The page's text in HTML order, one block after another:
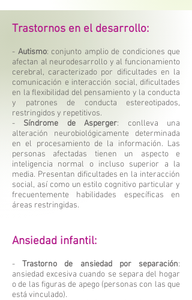
Trastornos en el desarrollo:
- Autismo: conjunto amplio de condiciones que
afectan al neurodesarrollo y al funcionamiento
cerebral, caracterizado por dificultades en la
comunicación e interacción social, dificultades
en la flexibilidad del pensamiento y la conducta
y patrones de conducta estereotipados,
restringidos y repetitivos.
- Síndrome de Asperger: conlleva una
alteración neurobiológicamente determinada
en el procesamiento de la información. Las
personas afectadas tienen un aspecto e
inteligencia normal o incluso superior a la
media. Presentan dificultades en la interacción
social, así como un estilo cognitivo particular y
frecuentemente habilidades específicas en
áreas restringidas.
Ansiedad infantil:
-Trastorno de ansiedad por separación:
ansiedad excesiva cuando se separa del hogar
o de las figuras de apego (personas con las que
está vinculado).